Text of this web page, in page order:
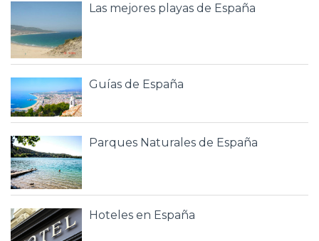
Las mejores playas de España
Guías de España
Parques Naturales de España
Hoteles en España